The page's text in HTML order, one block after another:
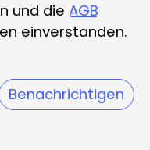
und die AGB
einverstanden.
Benachrichtigen